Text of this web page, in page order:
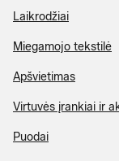
Laikrodžiai
Miegamojo tekstilė
Apšvietimas
Virtuvės įrankiai ir
Puodai